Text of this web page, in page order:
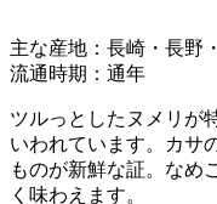
主な産地：長崎・長野
流通時期：通年
ツルっとしたヌメリが
いわれています。カサ
ものが新鮮な証。なめ
く味わえます。